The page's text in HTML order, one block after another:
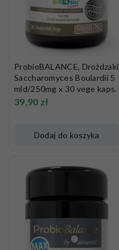
ProbioBALANCE, Drożdzaki
Saccharomyces Boulardii 5
mld/250mg x 30 vege kaps.
39,90 zł
Dodaj do koszyka